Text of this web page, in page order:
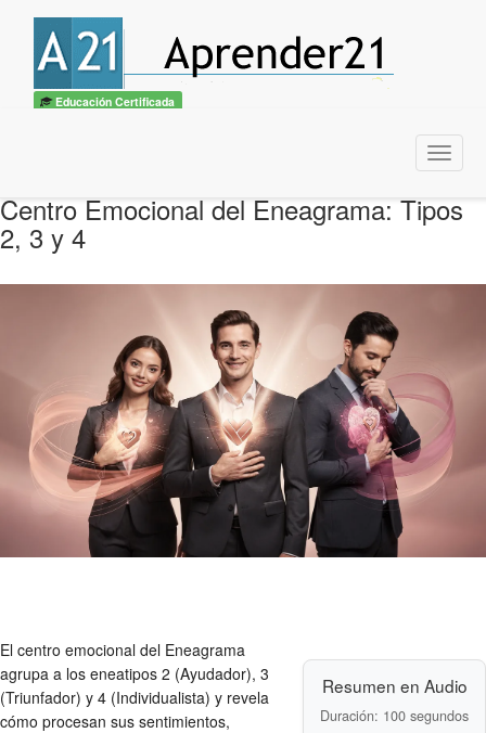
Educación Certificada
Menu
Centro Emocional del Eneagrama: Tipos
2, 3 y 4
Resumen en Audio
Duración: 100 segundos
El centro emocional del Eneagrama
agrupa a los eneatipos 2 (Ayudador), 3
(Triunfador) y 4 (Individualista) y revela
cómo procesan sus sentimientos,